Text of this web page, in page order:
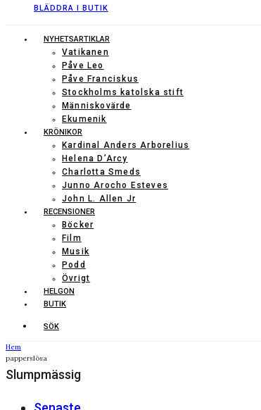
BLÄDDRA I BUTIK
NYHETSARTIKLAR
Vatikanen
Påve Leo
Påve Franciskus
Stockholms katolska stift
Människovärde
Ekumenik
KRÖNIKOR
Kardinal Anders Arborelius
Helena D’Arcy
Charlotta Smeds
Junno Arocho Esteves
John L. Allen Jr
RECENSIONER
Böcker
Film
Musik
Podd
Övrigt
HELGON
BUTIK
SÖK
Hem
papperslösa
Slumpmässig